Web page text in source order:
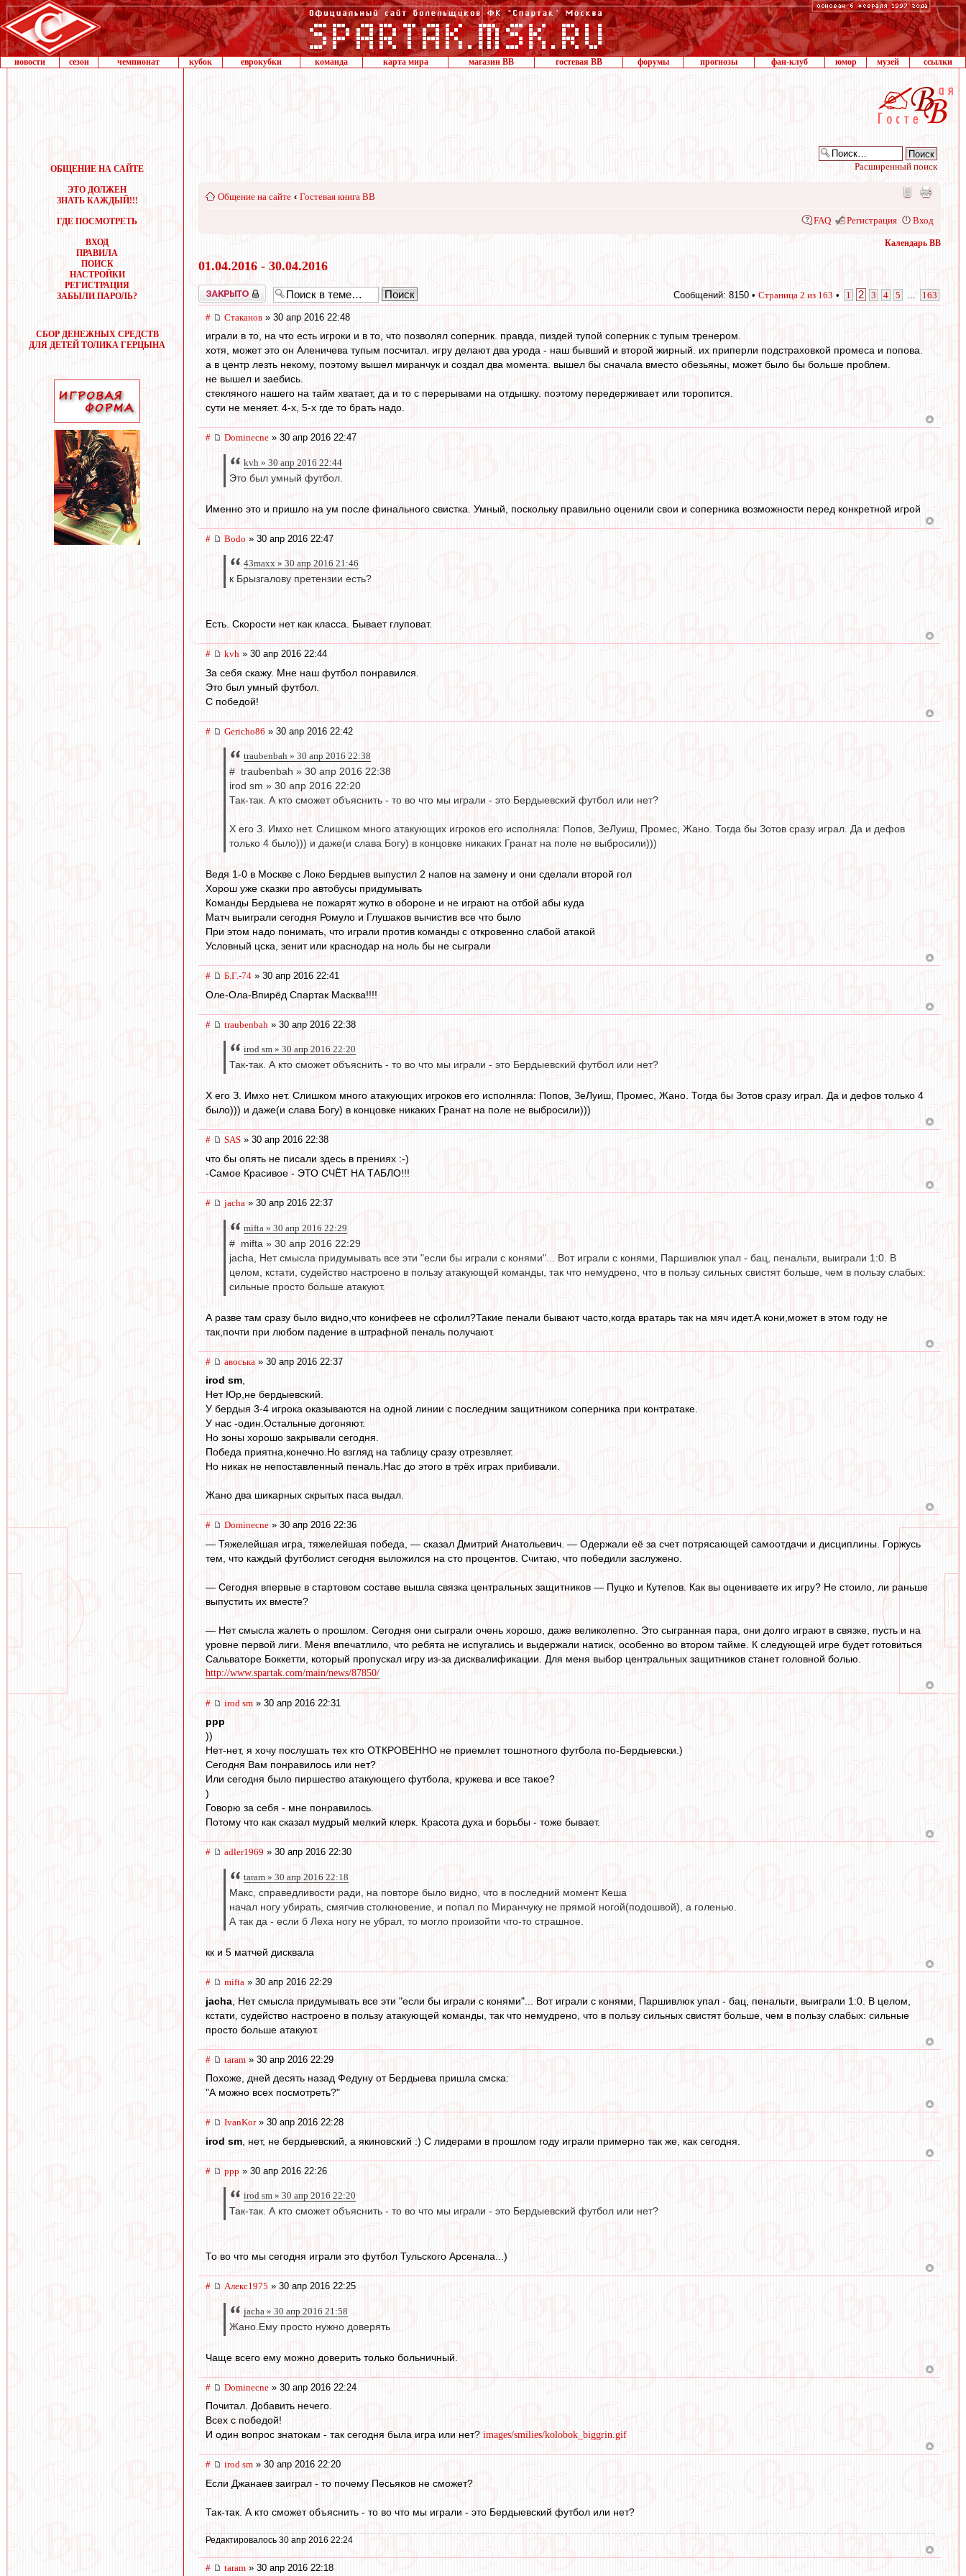
новости сезон чемпионат кубок еврокубки команда карта мира магазин ВВ гостевая ВВ форумы прогнозы фан-клуб юмор музей ссылки
ОБЩЕНИЕ НА САЙТЕ
ЭТО ДОЛЖЕН
ЗНАТЬ КАЖДЫЙ!!!
ГДЕ ПОСМОТРЕТЬ
ВХОД
ПРАВИЛА
ПОИСК
НАСТРОЙКИ
РЕГИСТРАЦИЯ
ЗАБЫЛИ ПАРОЛЬ?
СБОР ДЕНЕЖНЫХ СРЕДСТВ
ДЛЯ ДЕТЕЙ ТОЛИКА ГЕРЦЫНА
Расширенный поиск
Общение на сайте ‹ Гостевая книга ВВ
FAQ Регистрация Вход
Календарь ВВ
01.04.2016 - 30.04.2016
Закрыто Сообщений: 8150 • Страница 2 из 163 • 1 2 3 4 5 163
# Cтаканов » 30 апр 2016 22:48
играли в то, на что есть игроки и в то, что позволял соперник. правда, пиздей тупой соперник с тупым тренером.
хотя, может это он Аленичева тупым посчитал. игру делают два урода - наш бывший и второй жирный. их приперли подстраховкой промеса и попова.
а в центр лезть некому, поэтому вышел миранчук и создал два момента. вышел бы сначала вместо обезьяны, может было бы больше проблем.
не вышел и заебись.
стекляного нашего на тайм хватает, да и то с перерывами на отдышку. поэтому передерживает или торопится.
сути не меняет. 4-х, 5-х где то брать надо.
# Dominecne » 30 апр 2016 22:47
kvh » 30 апр 2016 22:44
Это был умный футбол.
Именно это и пришло на ум после финального свистка. Умный, поскольку правильно оценили свои и соперника возможности перед конкретной игрой
# Bodo » 30 апр 2016 22:47
43maxx » 30 апр 2016 21:46
к Брызгалову претензии есть?
Есть. Скорости нет как класса. Бывает глуповат.
# kvh » 30 апр 2016 22:44
За себя скажу. Мне наш футбол понравился.
Это был умный футбол.
С победой!
# Gericho86 » 30 апр 2016 22:42
traubenbah » 30 апр 2016 22:38
# traubenbah » 30 апр 2016 22:38
irod sm » 30 апр 2016 22:20
Так-так. А кто сможет объяснить - то во что мы играли - это Бердыевский футбол или нет?
Х его З. Имхо нет. Слишком много атакующих игроков его исполняла: Попов, ЗеЛуиш, Промес, Жано. Тогда бы Зотов сразу играл. Да и дефов
только 4 было))) и даже(и слава Богу) в концовке никаких Гранат на поле не выбросили)))
Ведя 1-0 в Москве с Локо Бердыев выпустил 2 напов на замену и они сделали второй гол
Хорош уже сказки про автобусы придумывать
Команды Бердыева не пожарят жутко в обороне и не играют на отбой абы куда
Матч выиграли сегодня Ромуло и Глушаков вычистив все что было
При этом надо понимать, что играли против команды с откровенно слабой атакой
Условный цска, зенит или краснодар на ноль бы не сыграли
# Б.Г.-74 » 30 апр 2016 22:41
Оле-Ола-Впирёд Спартак Масква!!!!
# traubenbah » 30 апр 2016 22:38
irod sm » 30 апр 2016 22:20
Так-так. А кто сможет объяснить - то во что мы играли - это Бердыевский футбол или нет?
Х его З. Имхо нет. Слишком много атакующих игроков его исполняла: Попов, ЗеЛуиш, Промес, Жано. Тогда бы Зотов сразу играл. Да и дефов только 4
было))) и даже(и слава Богу) в концовке никаких Гранат на поле не выбросили)))
# SAS » 30 апр 2016 22:38
что бы опять не писали здесь в прениях :-)
-Самое Красивое - ЭТО СЧЁТ НА ТАБЛО!!!
# jacha » 30 апр 2016 22:37
mifta » 30 апр 2016 22:29
# mifta » 30 апр 2016 22:29
jacha, Нет смысла придумывать все эти "если бы играли с конями"... Вот играли с конями, Паршивлюк упал - бац, пенальти, выиграли 1:0. В
целом, кстати, судейство настроено в пользу атакующей команды, так что немудрено, что в пользу сильных свистят больше, чем в пользу слабых:
сильные просто больше атакуют.
А разве там сразу было видно,что конифеев не сфолил?Такие пенали бывают часто,когда вратарь так на мяч идет.А кони,может в этом году не
так,почти при любом падение в штрафной пеналь получают.
# авоська » 30 апр 2016 22:37
irod sm
Нет Юр,не бердыевский.
У бердыя 3-4 игрока оказываются на одной линии с последним защитником соперника при контратаке.
У нас -один.Остальные догоняют.
Но зоны хорошо закрывали сегодня.
Победа приятна,конечно.Но взгляд на таблицу сразу отрезвляет.
Но никак не непоставленный пеналь.Нас до этого в трёх играх прибивали.
Жано два шикарных скрытых паса выдал.
# Dominecne » 30 апр 2016 22:36
— Тяжелейшая игра, тяжелейшая победа, — сказал Дмитрий Анатольевич. — Одержали её за счет потрясающей самоотдачи и дисциплины. Горжусь
тем, что каждый футболист сегодня выложился на сто процентов. Считаю, что победили заслужено.
— Сегодня впервые в стартовом составе вышла связка центральных защитников — Пуцко и Кутепов. Как вы оцениваете их игру? Не стоило, ли раньше
выпустить их вместе?
— Нет смысла жалеть о прошлом. Сегодня они сыграли очень хорошо, даже великолепно. Это сыгранная пара, они долго играют в связке, пусть и на
уровне первой лиги. Меня впечатлило, что ребята не испугались и выдержали натиск, особенно во втором тайме. К следующей игре будет готовиться
Сальваторе Боккетти, который пропускал игру из-за дисквалификации. Для меня выбор центральных защитников станет головной болью.
http://www.spartak.com/main/news/87850/
# irod sm » 30 апр 2016 22:31
ppp
))
Нет-нет, я хочу послушать тех кто ОТКРОВЕННО не приемлет тошнотного футбола по-Бердыевски.)
Сегодня Вам понравилось или нет?
Или сегодня было пиршество атакующего футбола, кружева и все такое?
)
Говорю за себя - мне понравилось.
Потому что как сказал мудрый мелкий клерк. Красота духа и борьбы - тоже бывает.
# adler1969 » 30 апр 2016 22:30
taram » 30 апр 2016 22:18
Макс, справедливости ради, на повторе было видно, что в последний момент Кеша
начал ногу убирать, смягчив столкновение, и попал по Миранчуку не прямой ногой(подошвой), а голенью.
А так да - если б Леха ногу не убрал, то могло произойти что-то страшное.
кк и 5 матчей дисквала
# mifta » 30 апр 2016 22:29
jacha , Нет смысла придумывать все эти "если бы играли с конями"... Вот играли с конями, Паршивлюк упал - бац, пенальти, выиграли 1:0. В целом,
кстати, судейство настроено в пользу атакующей команды, так что немудрено, что в пользу сильных свистят больше, чем в пользу слабых: сильные
просто больше атакуют.
# taram » 30 апр 2016 22:29
Похоже, дней десять назад Федуну от Бердыева пришла смска:
"А можно всех посмотреть?"
# IvanKor» 30 апр 2016 22:28
irod sm , нет, не бердыевский, а якиновский :) С лидерами в прошлом году играли примерно так же, как сегодня.
# ppp » 30 апр 2016 22:26
irod sm » 30 апр 2016 22:20
Так-так. А кто сможет объяснить - то во что мы играли - это Бердыевский футбол или нет?
То во что мы сегодня играли это футбол Тульского Арсенала...)
# Алекс1975 » 30 апр 2016 22:25
jacha » 30 апр 2016 21:58
Жано.Ему просто нужно доверять
Чаще всего ему можно доверить только больничный.
# Dominecne » 30 апр 2016 22:24
Почитал. Добавить нечего.
Всех с победой!
И один вопрос знатокам - так сегодня была игра или нет? images/smilies/kolobok_biggrin.gif
# irod sm » 30 апр 2016 22:20
Если Джанаев заиграл - то почему Песьяков не сможет?
Так-так. А кто сможет объяснить - то во что мы играли - это Бердыевский футбол или нет?
Редактировалось 30 апр 2016 22:24
# taram » 30 апр 2016 22:18